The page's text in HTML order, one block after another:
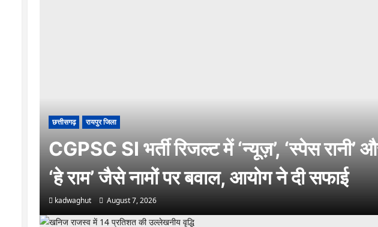
छत्तीसगढ़ रायपुर जिला
CGPSC SI भर्ती रिजल्ट में ‘न्यूज़’, ‘स्पेस रानी’
‘हे राम’ जैसे नामों पर बवाल, आयोग ने दी सफाई
kadwaghut August 7, 2026